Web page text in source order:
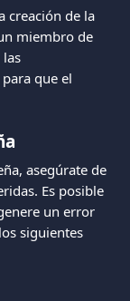
creación de la
miembro de
que el
asegúrate de
Es posible
un error
siguientes